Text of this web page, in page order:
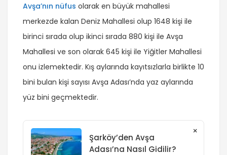
Avşa’nın nüfus olarak en büyük mahallesi
merkezde kalan Deniz Mahallesi olup 1648 kişi ile
birinci sırada olup ikinci sırada 880 kişi ile Avşa
Mahallesi ve son olarak 645 kişi ile Yiğitler Mahallesi
onu izlemektedir. Kış aylarında kayıtsızlarla birlikte 10
bini bulan kişi sayısı Avşa Adası’nda yaz aylarında
yüz bini geçmektedir.
Şarköy’den Avşa
Adası’na Nasıl Gidilir?
×